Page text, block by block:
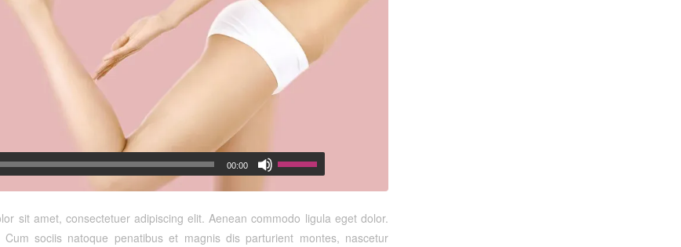
00:00
sit amet, consectetuer adipiscing elit. Aenean commodo ligula eget dolor.
Cum sociis natoque penatibus et magnis dis parturient montes, nascetur